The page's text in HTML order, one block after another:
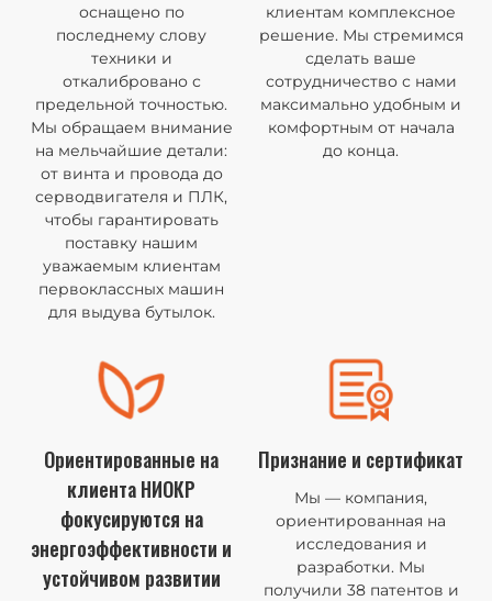
оснащено по
последнему слову
техники и
откалибровано с
предельной точностью.
Мы обращаем внимание
на мельчайшие детали:
от винта и провода до
серводвигателя и ПЛК,
чтобы гарантировать
поставку нашим
уважаемым клиентам
первоклассных машин
для выдува бутылок.
клиентам комплексное
решение. Мы стремимся
сделать ваше
сотрудничество с нами
максимально удобным и
комфортным от начала
до конца.
Ориентированные на
клиента НИОКР
фокусируются на
энергоэффективности и
устойчивом развитии
Признание и сертификат
Мы — компания,
ориентированная на
исследования и
разработки. Мы
получили 38 патентов и